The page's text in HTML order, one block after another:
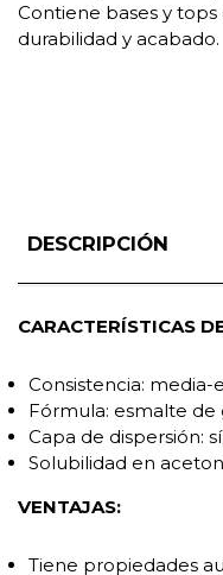
Contiene bases y
durabilidad y acabado.
DESCRIPCIÓN
CARACTERÍSTICAS
Consistencia: media-
Fórmula: esmalte de
Capa de dispersión:
Solubilidad en
VENTAJAS:
Tiene propiedades